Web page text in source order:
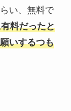
い、無料で
料だったと
いするつも